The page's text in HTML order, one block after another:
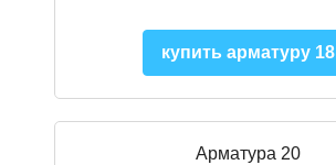
купить арматуру 18
Арматура 20